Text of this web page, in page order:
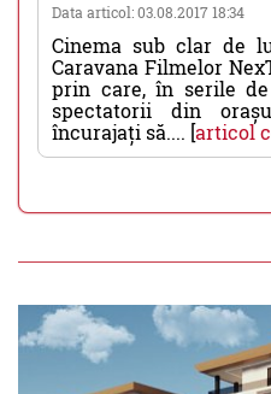
Data articol: 03.08.2017 18:34
Cinema sub clar de
Caravana Filmelor
prin care, în serile
spectatorii din
încurajați să.... [articol